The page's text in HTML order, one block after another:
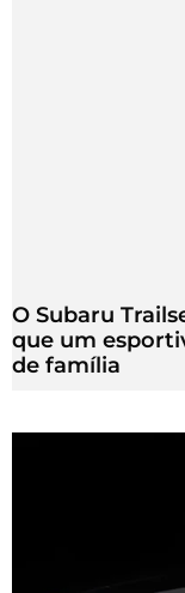
O Subaru
que um
de família